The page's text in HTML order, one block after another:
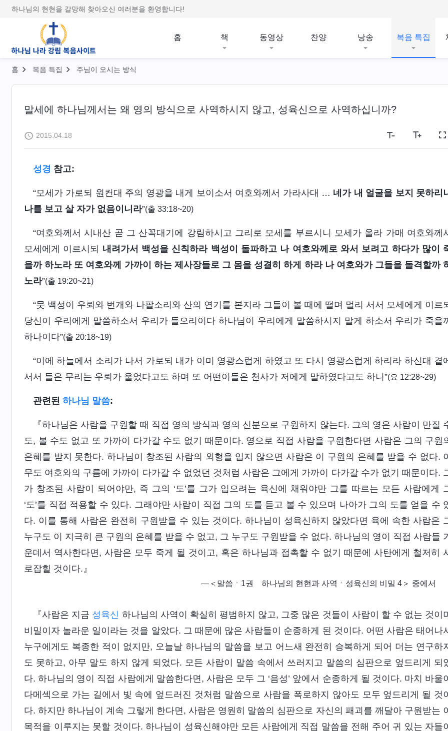
하나님의 현현을 갈망해 찾아오신 여러분을 환영합니다!
홈 책 동영상 찬양 낭송 복음 특집
홈 복음 특집 주님이 오시는 방식
말세에 하나님께서는 왜 영의 방식으로 사역하시지 않고, 성육신으로 사역하십니까?
2015.04.18
성경 참고:
“모세가 가로되 원컨대 주의 영광을 내게 보이소서 여호와께서 가라사대 … 네가 내 얼굴을 보지 못하리
나를 보고 살 자가 없음이니라”(출 33:18~20)
“여호와께서 시내산 곧 그 산꼭대기에 강림하시고 그리로 모세를 부르시니 모세가 올라 가매 여호와께
모세에게 이르시되 내려가서 백성을 신칙하라 백성이 돌파하고 나 여호와께로 와서 보려고 하다가 많이
을까 하노라 또 여호와께 가까이 하는 제사장들로 그 몸을 성결히 하게 하라 나 여호와가 그들을 돌격할까
노라”(출 19:20~21)
“뭇 백성이 우뢰와 번개와 나팔소리와 산의 연기를 본지라 그들이 볼 때에 떨며 멀리 서서 모세에게 이르
당신이 우리에게 말씀하소서 우리가 들으리이다 하나님이 우리에게 말씀하시지 말게 하소서 우리가 죽을
하나이다”(출 20:18~19)
“이에 하늘에서 소리가 나서 가로되 내가 이미 영광스럽게 하였고 또 다시 영광스럽게 하리라 하신대 곁에
서서 들은 무리는 우뢰가 울었다고도 하며 또 어떤이들은 천사가 저에게 말하였다고도 하니”(요 12:28~29)
관련된 하나님 말씀:
『하나님은 사람을 구원할 때 직접 영의 방식과 영의 신분으로 구원하지 않는다. 그의 영은 사람이 만질
도, 볼 수도 없고 또 가까이 다가갈 수도 없기 때문이다. 영으로 직접 사람을 구원한다면 사람은 그의 구원
은혜를 받지 못한다. 하나님이 창조된 사람의 외형을 입지 않으면 사람은 이 구원의 은혜를 받을 수 없다.
무도 여호와의 구름에 가까이 다가갈 수 없었던 것처럼 사람은 그에게 가까이 다가갈 수가 없기 때문이다.
가 창조된 사람이 되어야만, 즉 그의 ‘도’를 그가 입으려는 육신에 채워야만 그를 따르는 모든 사람에게
‘도’를 직접 적용할 수 있다. 그래야만 사람이 직접 그의 도를 듣고 볼 수 있으며 나아가 그의 도를 얻을 수
다. 이를 통해 사람은 완전히 구원받을 수 있는 것이다. 하나님이 성육신하지 않았다면 육에 속한 사람은
누구도 이 지극히 큰 구원의 은혜를 받을 수 없고, 그 누구도 구원받을 수 없다. 하나님의 영이 직접 사람들
운데서 역사한다면, 사람은 모두 죽게 될 것이고, 혹은 하나님과 접촉할 수 없기 때문에 사탄에게 철저히
로잡힐 것이다.』
―＜말씀ㆍ1권 하나님의 현현과 사역ㆍ성육신의 비밀 4＞ 중에서
『사람은 지금 성육신 하나님의 사역이 확실히 평범하지 않고, 그중 많은 것들이 사람이 할 수 없는 것이
비밀이자 놀라운 일이라는 것을 알았다. 그 때문에 많은 사람들이 순종하게 된 것이다. 어떤 사람은 태어나
누구에게도 복종한 적이 없지만, 오늘날 하나님의 말씀을 보고 어느새 완전히 승복하게 되어 더는 연구하
도 못하고, 아무 말도 하지 않게 되었다. 모든 사람이 말씀 속에서 쓰러지고 말씀의 심판으로 엎드리게 되
다. 하나님의 영이 직접 사람에게 말씀한다면, 사람은 모두 그 ‘음성’ 앞에서 순종하게 될 것이다. 마치 바울이
다메섹으로 가는 길에서 빛 속에 엎드러진 것처럼 말씀으로 사람을 폭로하지 않아도 모두 엎드리게 될 것이
다. 하지만 하나님이 계속 그렇게 한다면, 사람은 영원히 말씀의 심판으로 자신의 패괴를 깨달아 구원받는 이
목적을 이루지는 못할 것이다. 하나님이 성육신해야만 모든 사람에게 직접 말씀을 전해 주어 귀 있는 자들이